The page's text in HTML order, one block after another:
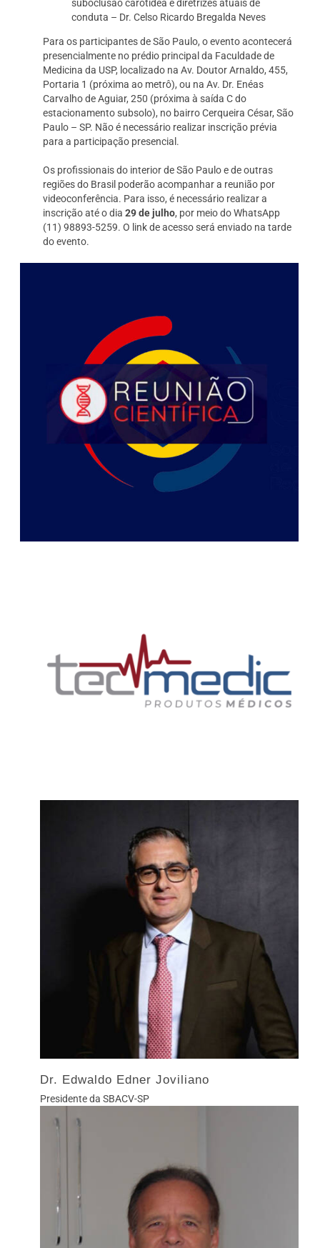
suboclusão carotídea e diretrizes atuais de
conduta – Dr. Celso Ricardo Bregalda Neves
Para os participantes de São Paulo, o evento acontecerá
presencialmente no prédio principal da Faculdade de
Medicina da USP, localizado na Av. Doutor Arnaldo, 455,
Portaria 1 (próxima ao metrô), ou na Av. Dr. Enéas
Carvalho de Aguiar, 250 (próxima à saída C do
estacionamento subsolo), no bairro Cerqueira César, São
Paulo – SP. Não é necessário realizar inscrição prévia
para a participação presencial.
Os profissionais do interior de São Paulo e de outras
regiões do Brasil poderão acompanhar a reunião por
videoconferência. Para isso, é necessário realizar a
inscrição até o dia29 de julho, por meio do WhatsApp
(11) 98893-5259. O link de acesso será enviado na tarde
do evento.
Dr. Edwaldo Edner Joviliano
Presidente da SBACV-SP